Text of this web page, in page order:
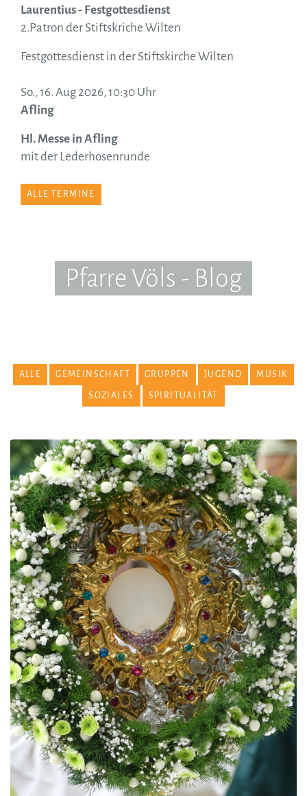
Laurentius - Festgottesdienst
2.Patron der Stiftskriche Wilten
Festgottesdienst in der Stiftskirche Wilten
So., 16. Aug 2026, 10:30 Uhr
Afling
Hl. Messe in Afling
mit der Lederhosenrunde
ALLE TERMINE
Pfarre Völs - Blog
ALLE GEMEINSCHAFT GRUPPEN JUGEND MUSIK
SOZIALES SPIRITUALITÄT